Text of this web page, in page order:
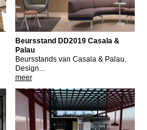
Beursstand DD2019 Casala &
Palau
Beursstands van Casala & Palau,
Design...
meer